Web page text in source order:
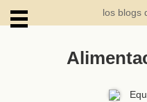
los blogs